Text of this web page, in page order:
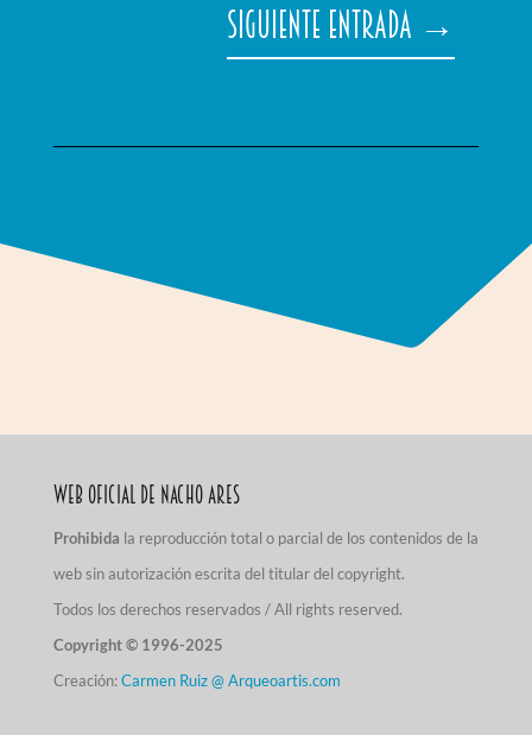
Siguiente entrada →
Web Oficial de Nacho Ares
Prohibida la reproducción total o parcial de los contenidos de la
web sin autorización escrita del titular del copyright.
Todos los derechos reservados / All rights reserved.
Copyright © 1996-2025
Creación:Carmen Ruiz @ Arqueoartis.com